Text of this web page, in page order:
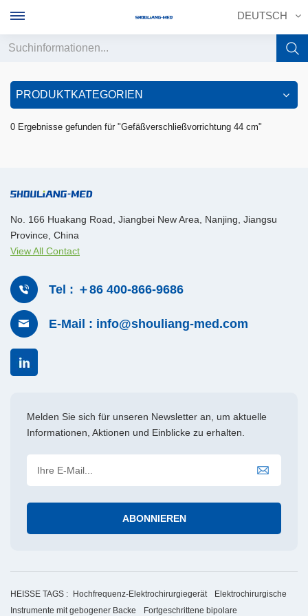
DEUTSCH
English
français
PRODUKTKATEGORIEN
0 Ergebnisse gefunden für "Gefäßverschließvorrichtung 44 cm"
No. 166 Huakang Road, Jiangbei New Area, Nanjing, Jiangsu
Province, China
View All Contact
Tel : ＋86 400-866-9686
E-Mail : info@shouliang-med.com
Melden Sie sich für unseren Newsletter an, um aktuelle
Informationen, Aktionen und Einblicke zu erhalten.
HEISSE TAGS : Hochfrequenz-Elektrochirurgiegerät
Elektrochirurgische
Instrumente mit gebogener Backe
Fortgeschrittene bipolare